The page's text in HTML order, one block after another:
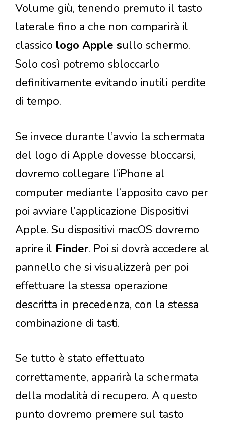
Volume giù, tenendo premuto il tasto
laterale fino a che non comparirà il
classico logo Apple sullo schermo.
Solo così potremo sbloccarlo
definitivamente evitando inutili perdite
di tempo.
Se invece durante l’avvio la schermata
del logo di Apple dovesse bloccarsi,
dovremo collegare l’iPhone al
computer mediante l’apposito cavo per
poi avviare l’applicazione Dispositivi
Apple. Su dispositivi macOS dovremo
aprire il Finder. Poi si dovrà accedere al
pannello che si visualizzerà per poi
effettuare la stessa operazione
descritta in precedenza, con la stessa
combinazione di tasti.
Se tutto è stato effettuato
correttamente, apparirà la schermata
della modalità di recupero. A questo
punto dovremo premere sul tasto